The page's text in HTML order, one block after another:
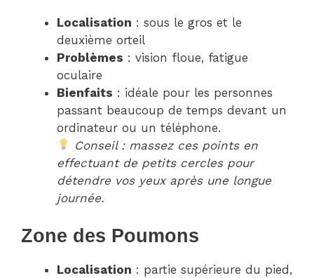
Localisation : sous le gros et le
deuxième orteil
Problèmes : vision floue, fatigue
oculaire
Bienfaits : idéale pour les personnes
passant beaucoup de temps devant un
ordinateur ou un téléphone.
Conseil : massez ces points en
effectuant de petits cercles pour
détendre vos yeux après une longue
journée.
Zone des Poumons
Localisation : partie supérieure du pied,